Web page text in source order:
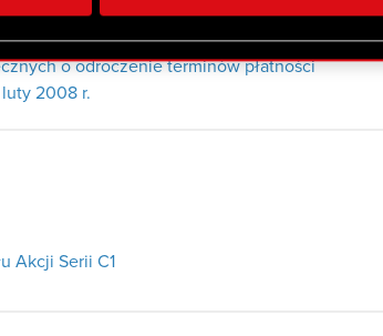
podczas korzystania z ich usług.
cookie.
o odroczenie terminów płatności
luty 2008 r.
Akcji Serii C1